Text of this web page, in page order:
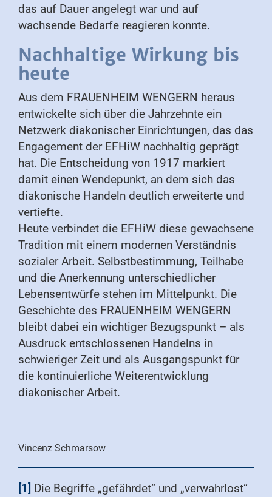
das auf Dauer angelegt war und auf
wachsende Bedarfe reagieren konnte.
Nachhaltige Wirkung bis
heute
Aus dem FRAUENHEIM WENGERN heraus
entwickelte sich über die Jahrzehnte ein
Netzwerk diakonischer Einrichtungen, das das
Engagement der EFHiW nachhaltig geprägt
hat. Die Entscheidung von 1917 markiert
damit einen Wendepunkt, an dem sich das
diakonische Handeln deutlich erweiterte und
vertiefte.
Heute verbindet die EFHiW diese gewachsene
Tradition mit einem modernen Verständnis
sozialer Arbeit. Selbstbestimmung, Teilhabe
und die Anerkennung unterschiedlicher
Lebensentwürfe stehen im Mittelpunkt. Die
Geschichte des FRAUENHEIM WENGERN
bleibt dabei ein wichtiger Bezugspunkt – als
Ausdruck entschlossenen Handelns in
schwieriger Zeit und als Ausgangspunkt für
die kontinuierliche Weiterentwicklung
diakonischer Arbeit.
Vincenz Schmarsow
[1] Die Begriffe „gefährdet“ und „verwahrlost“